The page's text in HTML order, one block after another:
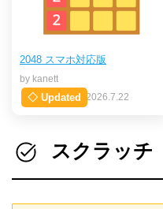
2048 スマホ対応版
by kanett
◇ Updated 2026.7.22
スクラッチ